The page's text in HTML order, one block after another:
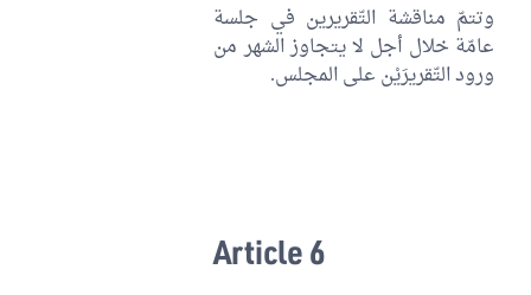
وتتمّ مناقشة التّقريرين في جلسة
عامّة خلال أجل لا يتجاوز الشهر من
ورود التّقريرَيْن على المجلس.
Article 6